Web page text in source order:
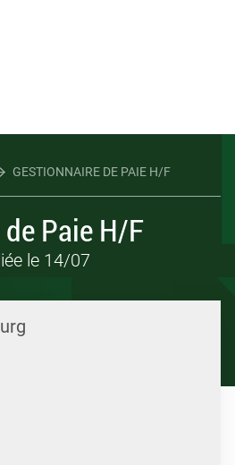
GESTIONNAIRE DE PAIE H/F
Paie H/F
le 14/07